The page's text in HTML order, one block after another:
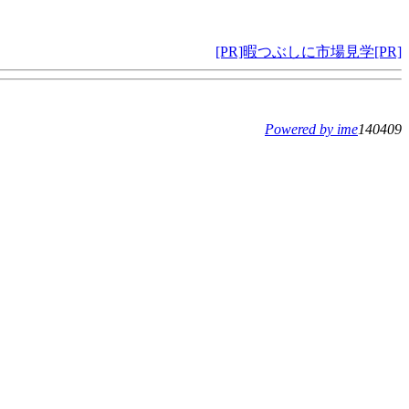
[PR]暇つぶしに市場見学[PR]
Powered by ime140409